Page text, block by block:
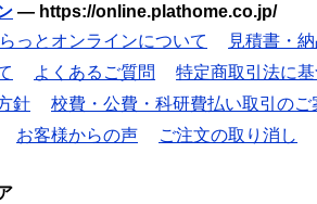
— https://online.plathome.co.jp/
っとオンラインについて
見積書・
よくあるご質問
特定商取引法に
針
校費・公費・科研費払い取引のご
お客様からの声 ご注文の取り消し